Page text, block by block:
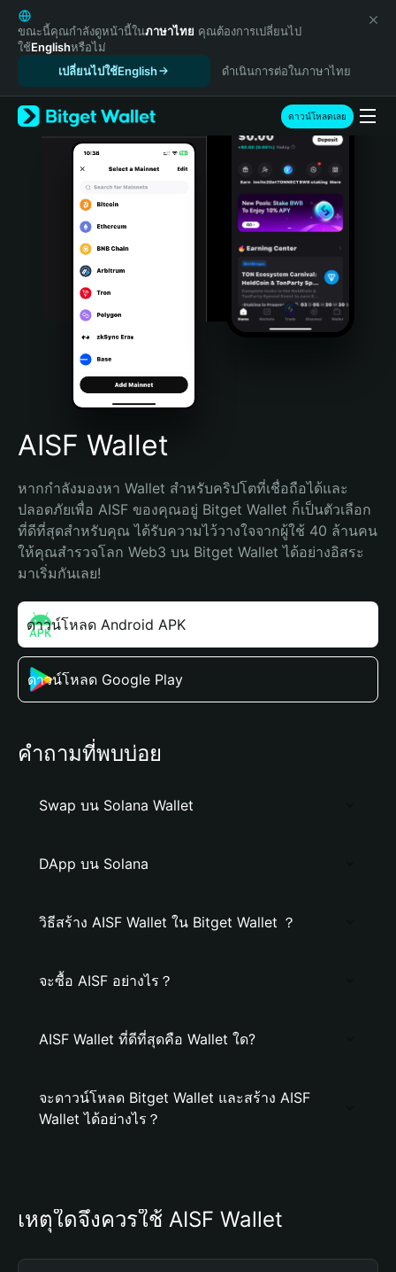
English
日本語
Tiếng Việt
Español (Latinoamérica)
Türkçe
Italiano
Português (Portugal)
Bahasa Indonesia
Português (Brasil)
Español (Argentina)
ขณะนี้คุณกำลังดูหน้านี้ในภาษาไทย คุณต้องการเปลี่ยนไป
ใช้Englishหรือไม่
เปลี่ยนไปใช้English
ดำเนินการต่อในภาษาไทย
ดาวน์โหลดเลย
AISF Wallet
หากกำลังมองหา Wallet สำหรับคริปโตที่เชื่อถือได้และ
ปลอดภัยเพื่อ AISF ของคุณอยู่ Bitget Wallet ก็เป็นตัวเลือก
ที่ดีที่สุดสำหรับคุณ ได้รับความไว้วางใจจากผู้ใช้ 40 ล้านคน
ให้คุณสำรวจโลก Web3 บน Bitget Wallet ได้อย่างอิสระ
มาเริ่มกันเลย!
ดาวน์โหลด Android APK
ดาวน์โหลด Google Play
คำถามที่พบบ่อย
Swap บน Solana Wallet
DApp บน Solana
วิธีสร้าง AISF Wallet ใน Bitget Wallet ？
จะซื้อ AISF อย่างไร？
AISF Wallet ที่ดีที่สุดคือ Wallet ใด?
จะดาวน์โหลด Bitget Wallet และสร้าง AISF
Wallet ได้อย่างไร？
เหตุใดจึงควรใช้ AISF Wallet